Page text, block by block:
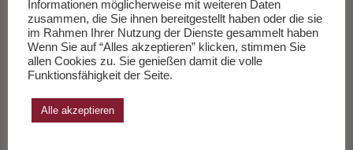
“Picasso. Fenster zur
Welt”. Ausstellung im
Bucerius Kunst
Forum Hamburg
„Der Tod und das
Meer“ . Ausstellung
Informationen möglicherweise mit weiteren Daten
zusammen, die Sie ihnen bereitgestellt haben oder die sie
im Rahmen Ihrer Nutzung der Dienste gesammelt haben
Wenn Sie auf “Alles akzeptieren” klicken, stimmen Sie
allen Cookies zu. Sie genießen damit die volle
Funktionsfähigkeit der Seite.
Alle akzeptieren